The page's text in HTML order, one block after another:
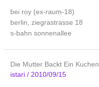
bei roy (ex-raum-18)
berlin, ziegrastrasse 18
s-bahn sonnenallee
Die Mutter Backt Ein Kuchen
istari/2010/09/15